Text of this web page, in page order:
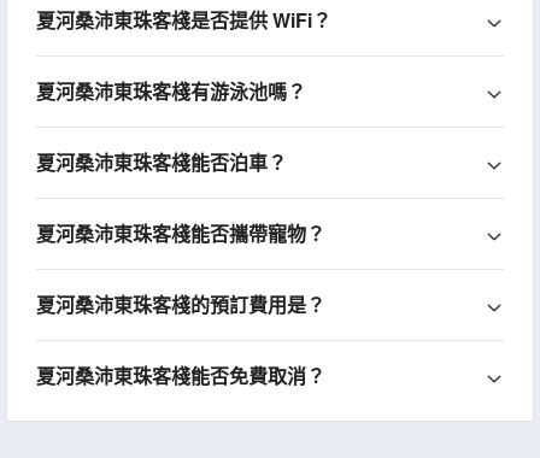
夏河桑沛東珠客棧是否提供 WiFi？
夏河桑沛東珠客棧有游泳池嗎？
夏河桑沛東珠客棧能否泊車？
夏河桑沛東珠客棧能否攜帶寵物？
夏河桑沛東珠客棧的預訂費用是？
夏河桑沛東珠客棧能否免費取消？